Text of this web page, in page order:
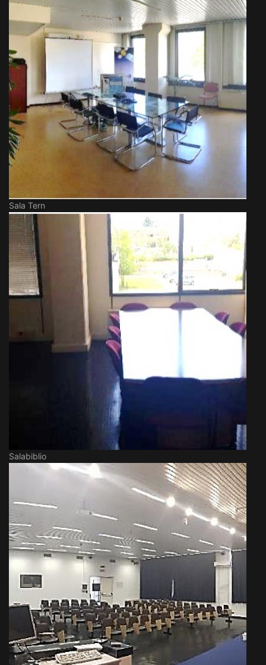
Sala Tern
Salabiblio